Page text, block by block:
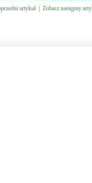
artykuł| Zobacz następny